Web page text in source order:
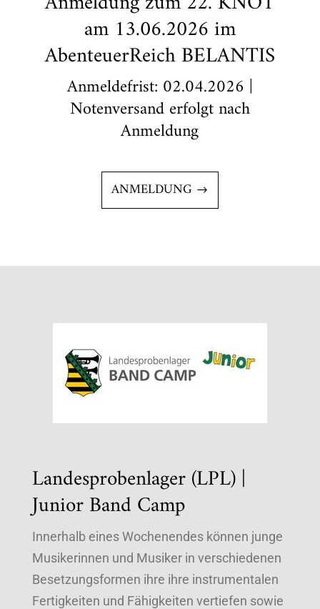
am 13.06.2026 im
AbenteuerReich BELANTIS
Anmeldefrist: 02.04.2026 |
Notenversand erfolgt nach
Anmeldung
ANMELDUNG
Landesprobenlager (LPL) |
Junior Band Camp
Innerhalb eines Wochenendes können junge
Musikerinnen und Musiker in verschiedenen
Besetzungsformen ihre ihre instrumentalen
Fertigkeiten und Fähigkeiten vertiefen sowie